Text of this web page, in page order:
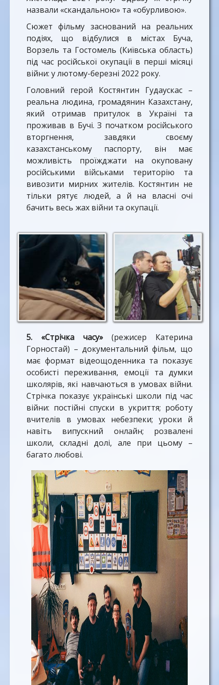
назвали «скандальною» та «обурливою».
Сюжет фільму заснований на реальних
подіях, що відбулися в містах Буча,
Ворзель та Гостомель (Київська область)
під час російської окупації в перші місяці
війни: у лютому-березні 2022 року.
Головний герой Костянтин Гудаускас –
реальна людина, громадянин Казахстану,
який отримав притулок в Україні та
проживав в Бучі. З початком російського
вторгнення, завдяки своєму
казахстанському паспорту, він має
можливість проїжджати на окуповану
російськими військами територію та
вивозити мирних жителів. Костянтин не
тільки рятує людей, а й на власні очі
бачить весь жах війни та окупації.
5. «Стрічка часу»(режисер Катерина
Горностай) – документальний фільм, що
має формат відеощоденника та показує
особисті переживання, емоції та думки
школярів, які навчаються в умовах війни.
Стрічка показує українські школи під час
війни: постійні спуски в укриття; роботу
вчителів в умовах небезпеки; уроки й
навіть випускний онлайн; розвалені
школи, складні долі, але при цьому –
багато любові.